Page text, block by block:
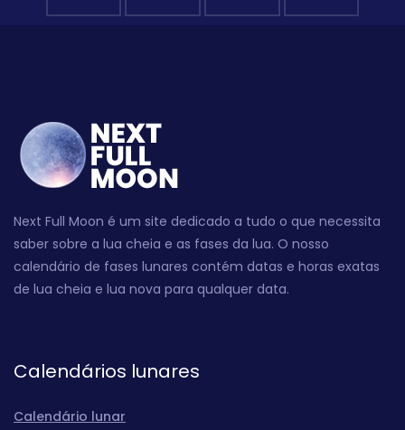
Next Full Moon é um site dedicado a tudo o que necessita
saber sobre a lua cheia e as fases da lua. O nosso
calendário de fases lunares contém datas e horas exatas
de lua cheia e lua nova para qualquer data.
Calendários lunares
Calendário lunar